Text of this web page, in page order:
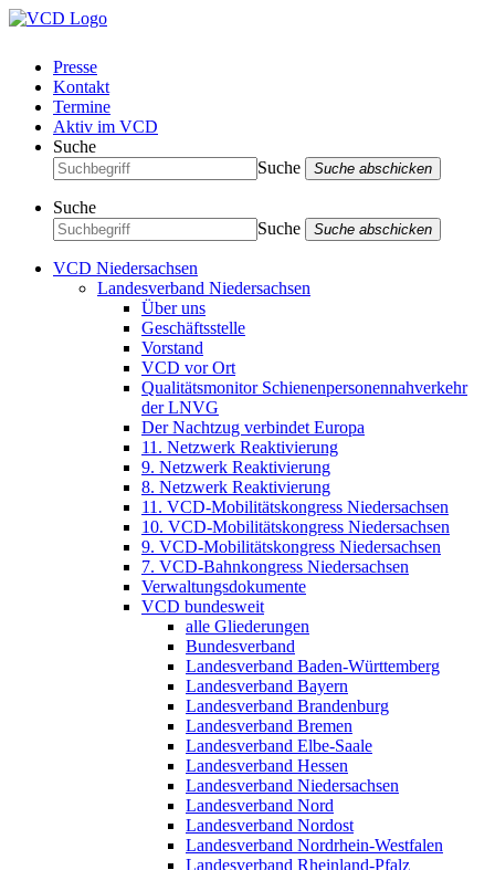
Presse
Kontakt
Termine
Aktiv im VCD
Suche
Suche
Suche abschicken
Suche
Suche
Suche abschicken
VCD Niedersachsen
Landesverband Niedersachsen
Über uns
Geschäftsstelle
Vorstand
VCD vor Ort
Qualitätsmonitor Schienenpersonennahverkehr
der LNVG
Der Nachtzug verbindet Europa
11. Netzwerk Reaktivierung
9. Netzwerk Reaktivierung
8. Netzwerk Reaktivierung
11. VCD-Mobilitätskongress Niedersachsen
10. VCD-Mobilitätskongress Niedersachsen
9. VCD-Mobilitätskongress Niedersachsen
7. VCD-Bahnkongress Niedersachsen
Verwaltungsdokumente
VCD bundesweit
alle Gliederungen
Bundesverband
Landesverband Baden-Württemberg
Landesverband Bayern
Landesverband Brandenburg
Landesverband Bremen
Landesverband Elbe-Saale
Landesverband Hessen
Landesverband Niedersachsen
Landesverband Nord
Landesverband Nordost
Landesverband Nordrhein-Westfalen
Landesverband Rheinland-Pfalz